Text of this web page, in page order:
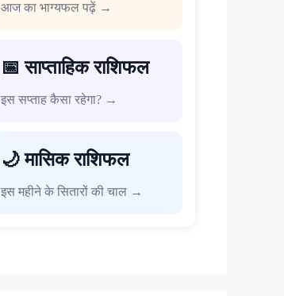
आज का भाग्यफल पढ़ें →
📅 साप्ताहिक राशिफल
इस सप्ताह कैसा रहेगा? →
🌙 मासिक राशिफल
इस महीने के सितारों की चाल →